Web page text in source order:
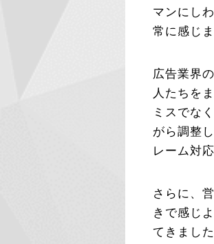
マンにし
常に感じま
広告業界
人たちを
ミスでな
がら調整
レーム対
さらに、
きで感じ
てきまし